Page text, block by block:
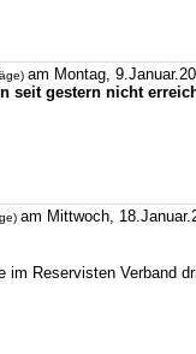
am Montag,
seit gestern nicht
am Mittwoch,
im Reservisten Verband